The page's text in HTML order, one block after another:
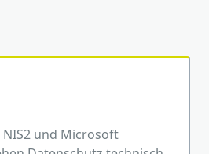
NIS2 und Microsoft